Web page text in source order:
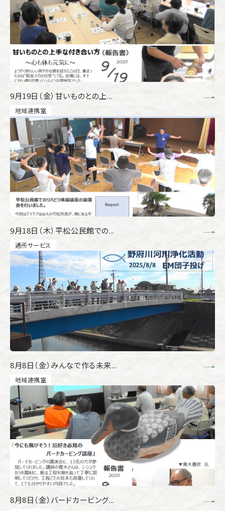
9月19日（金）甘いものとの上...
地域連携室
9月18日（木）平松公民館での...
通所サービス
8月8日（金）みんなで作る未来...
地域連携室
8月8日（金）バードカービング...